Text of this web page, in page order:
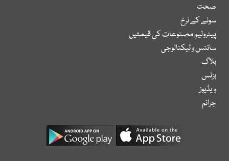
صحت
سونے کے نرخ
پیٹرولیم مصنوعات کی قیمتیں
سائنس و ٹیکنالوجی
بلاگ
بزنس
ویڈیوز
جرائم